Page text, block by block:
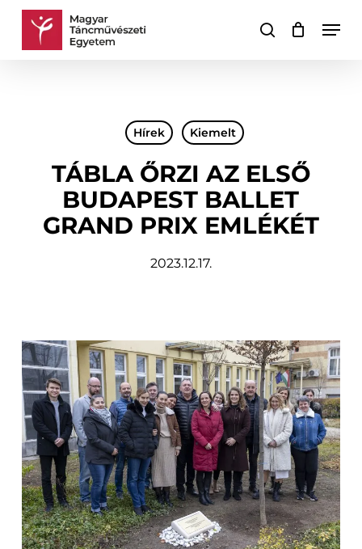
Skip
keresés
Kosár Kosár
Hírek Kiemelt
TÁBLA ŐRZI AZ ELSŐ
BUDAPEST BALLET
GRAND PRIX EMLÉKÉT
2023.12.17.